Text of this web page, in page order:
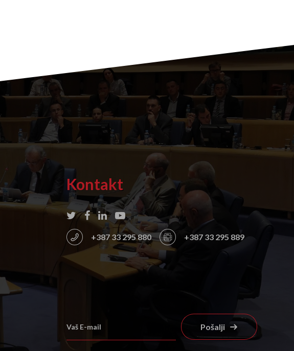
Kontakt
+387 33 295 880 +387 33 295 889
Pošalji